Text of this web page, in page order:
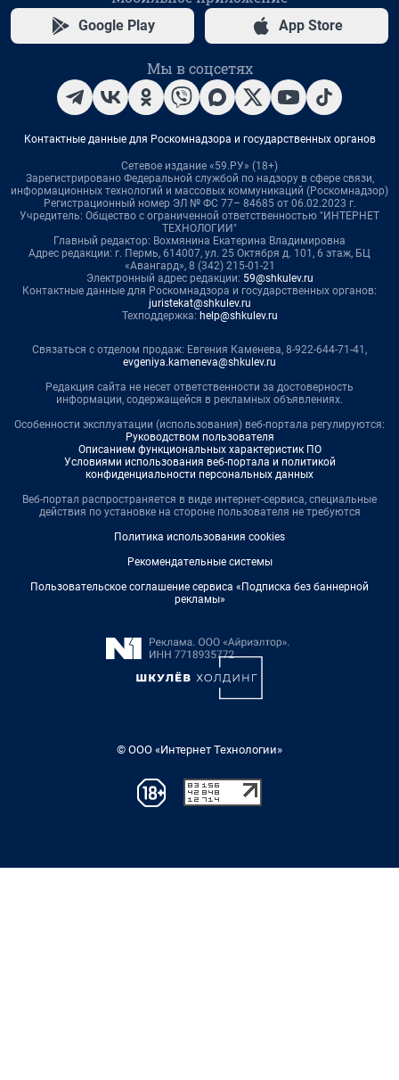
Google Play App Store
Мы в соцсетях
Контактные данные для Роскомнадзора и государственных органов
Сетевое издание «59.РУ» (18+)
Зарегистрировано Федеральной службой по надзору в сфере связи,
информационных технологий и массовых коммуникаций (Роскомнадзор)
Регистрационный номер ЭЛ № ФС 77– 84685 от 06.02.2023 г.
Учредитель: Общество с ограниченной ответственностью "ИНТЕРНЕТ
ТЕХНОЛОГИИ"
Главный редактор: Вохмянина Екатерина Владимировна
Адрес редакции: г. Пермь, 614007, ул. 25 Октября д. 101, 6 этаж, БЦ
«Авангард», 8 (342) 215-01-21
Электронный адрес редакции: 59@shkulev.ru
Контактные данные для Роскомнадзора и государственных органов:
juristekat@shkulev.ru
Техподдержка: help@shkulev.ru
Связаться с отделом продаж: Евгения Каменева, 8-922-644-71-41,
evgeniya.kameneva@shkulev.ru
Редакция сайта не несет ответственности за достоверность
информации, содержащейся в рекламных объявлениях.
Особенности эксплуатации (использования) веб-портала регулируются:
Руководством пользователя
Описанием функциональных характеристик ПО
Условиями использования веб-портала и политикой
конфиденциальности персональных данных
Веб-портал распространяется в виде интернет-сервиса, специальные
действия по установке на стороне пользователя не требуются
Политика использования cookies
Рекомендательные системы
Пользовательское соглашение сервиса «Подписка без баннерной
рекламы»
© ООО «Интернет Технологии»